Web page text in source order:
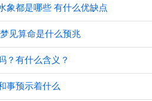
象都是哪些 有什么优缺点
见算命是什么预兆
？有什么含义？
事预示着什么